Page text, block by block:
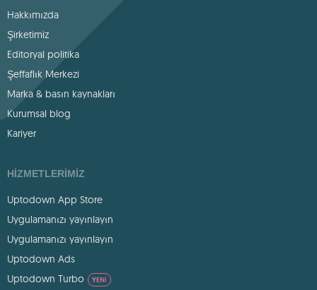
Hakkımızda
Şirketimiz
Editoryal politika
Şeffaflık Merkezi
Marka & basın kaynakları
Kurumsal blog
Kariyer
HIZMETLERIMIZ
Uptodown App Store
Uygulamanızı yayınlayın
Uygulamanızı yayınlayın
Uptodown Ads
Uptodown Turbo
YENI